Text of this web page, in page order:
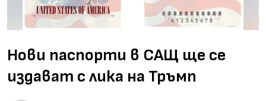
Video
Нови паспорти в САЩ ще се
издават с лика на Тръмп